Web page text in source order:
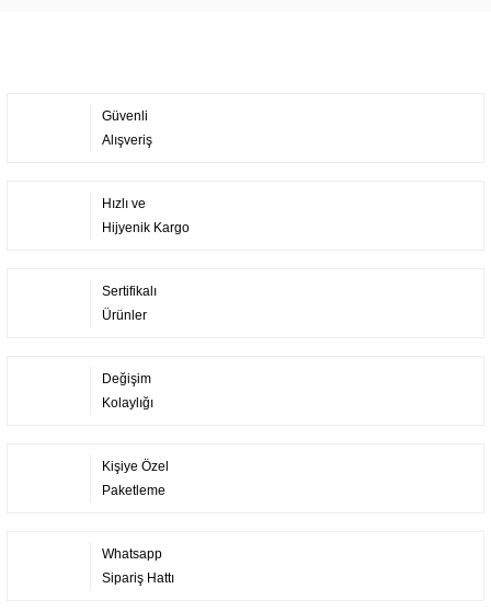
Güvenli
Alışveriş
Hızlı ve
Hijyenik Kargo
Sertifikalı
Ürünler
Değişim
Kolaylığı
Kişiye Özel
Paketleme
Whatsapp
Sipariş Hattı